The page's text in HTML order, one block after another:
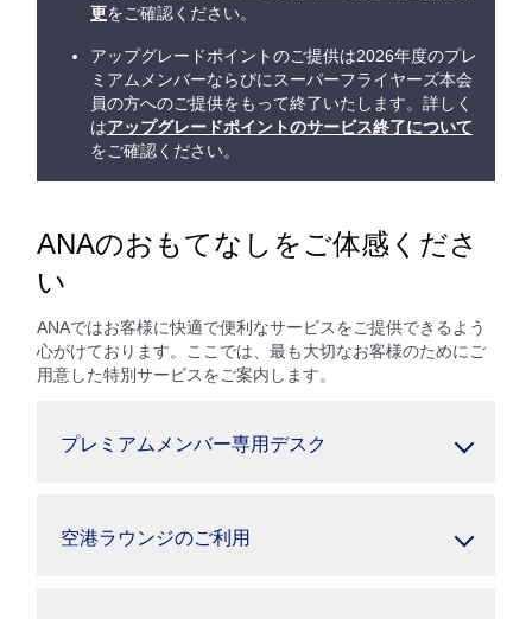
更をご確認ください。
アップグレードポイントのご提供は2026年度のプレ
ミアムメンバーならびにスーパーフライヤーズ本会
員の方へのご提供をもって終了いたします。詳しく
はアップグレードポイントのサービス終了について
をご確認ください。
ANAのおもてなしをご体感くださ
い
ANAではお客様に快適で便利なサービスをご提供できるよう
心がけております。ここでは、最も大切なお客様のためにご
用意した特別サービスをご案内します。
プレミアムメンバー専用デスク
空港ラウンジのご利用